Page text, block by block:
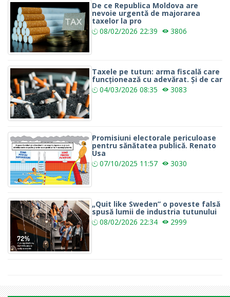
De ce Republica Moldova are
nevoie urgentă de majorarea
taxelor la pro
08/02/2026 22:39 3806
Taxele pe tutun: arma fiscală care
funcționează cu adevărat. Și de car
04/03/2026 08:35 3083
Promisiuni electorale periculoase
pentru sănătatea publică. Renato
Usa
07/10/2025 11:57 3030
„Quit like Sweden” o poveste falsă
spusă lumii de industria tutunului
08/02/2026 22:34 2999